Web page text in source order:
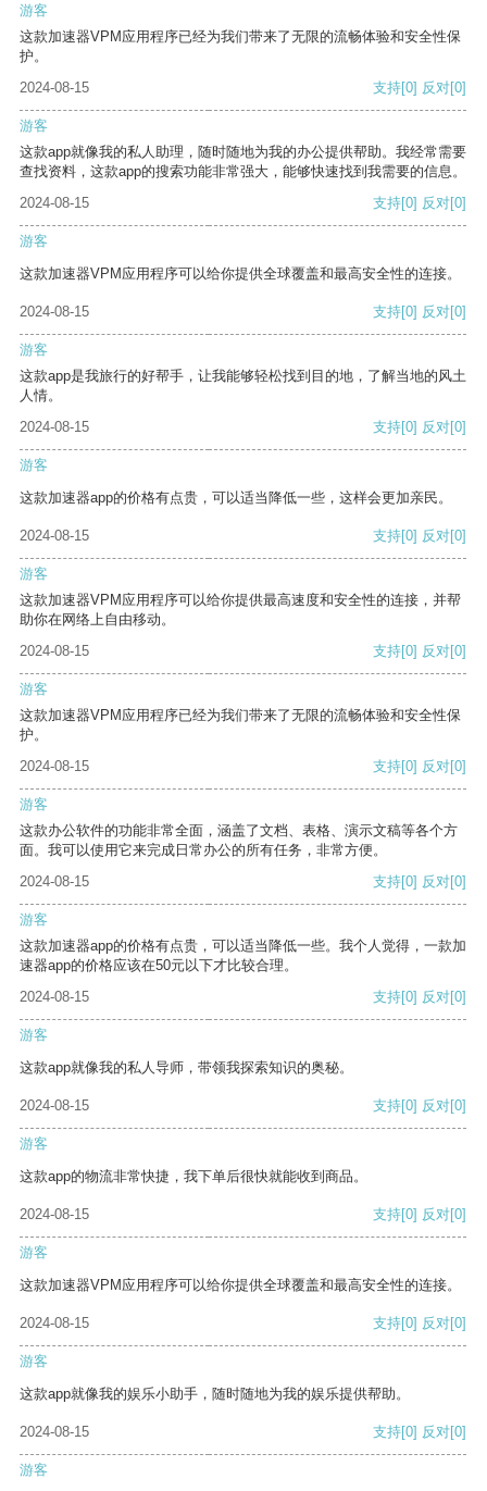
游客
这款加速器VPM应用程序已经为我们带来了无限的流畅体验和安全性保
护。
2024-08-15
支持[0] 反对[0]
游客
这款app就像我的私人助理，随时随地为我的办公提供帮助。我经常需要
查找资料，这款app的搜索功能非常强大，能够快速找到我需要的信息。
2024-08-15
支持[0] 反对[0]
游客
这款加速器VPM应用程序可以给你提供全球覆盖和最高安全性的连接。
2024-08-15 支持[0] 反对[0]
游客
这款app是我旅行的好帮手，让我能够轻松找到目的地，了解当地的风土
人情。
2024-08-15
支持[0] 反对[0]
游客
这款加速器app的价格有点贵，可以适当降低一些，这样会更加亲民。
2024-08-15 支持[0] 反对[0]
游客
这款加速器VPM应用程序可以给你提供最高速度和安全性的连接，并帮
助你在网络上自由移动。
2024-08-15
支持[0] 反对[0]
游客
这款加速器VPM应用程序已经为我们带来了无限的流畅体验和安全性保
护。
2024-08-15
支持[0] 反对[0]
游客
这款办公软件的功能非常全面，涵盖了文档、表格、演示文稿等各个方
面。我可以使用它来完成日常办公的所有任务，非常方便。
2024-08-15
支持[0] 反对[0]
游客
这款加速器app的价格有点贵，可以适当降低一些。我个人觉得，一款加
速器app的价格应该在50元以下才比较合理。
2024-08-15
支持[0] 反对[0]
游客
这款app就像我的私人导师，带领我探索知识的奥秘。
2024-08-15 支持[0] 反对[0]
游客
这款app的物流非常快捷，我下单后很快就能收到商品。
2024-08-15 支持[0] 反对[0]
游客
这款加速器VPM应用程序可以给你提供全球覆盖和最高安全性的连接。
2024-08-15 支持[0] 反对[0]
游客
这款app就像我的娱乐小助手，随时随地为我的娱乐提供帮助。
2024-08-15 支持[0] 反对[0]
游客